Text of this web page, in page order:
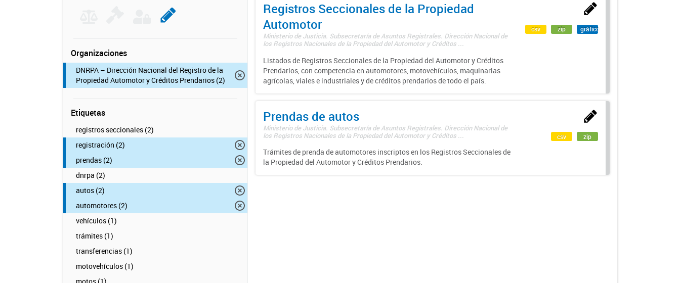
Organizaciones
DNRPA – Dirección Nacional del Registro de la
Propiedad Automotor y Créditos Prendarios (2)
Etiquetas
registros seccionales (2)
registración (2)
prendas (2)
dnrpa (2)
autos (2)
automotores (2)
vehículos (1)
trámites (1)
transferencias (1)
motovehículos (1)
Registros Seccionales de la Propiedad
Automotor
Ministerio de Justicia. Subsecretaría de Asuntos Registrales. Dirección Nacional de
los Registros Nacionales de la Propiedad del Automotor y Créditos ...
Listados de Registros Seccionales de la Propiedad del Automotor y Créditos
Prendarios, con competencia en automotores, motovehículos, maquinarias
agrícolas, viales e industriales y de créditos prendarios de todo el país.
csv zip gráfico
Prendas de autos
Ministerio de Justicia. Subsecretaría de Asuntos Registrales. Dirección Nacional de
los Registros Nacionales de la Propiedad del Automotor y Créditos ...
Trámites de prenda de automotores inscriptos en los Registros Seccionales de
la Propiedad del Automotor y Créditos Prendarios.
csv zip